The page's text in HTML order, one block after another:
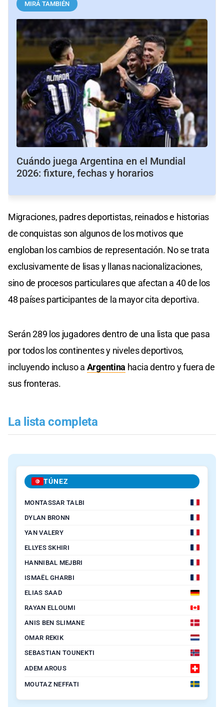
MIRÁ TAMBIÉN
Cuándo juega Argentina en el Mundial
2026: fixture, fechas y horarios
Migraciones, padres deportistas, reinados e historias
de conquistas son algunos de los motivos que
engloban los cambios de representación. No se trata
exclusivamente de lisas y llanas nacionalizaciones,
sino de procesos particulares que afectan a 40 de los
48 países participantes de la mayor cita deportiva.
Serán 289 los jugadores dentro de una lista que pasa
por todos los continentes y niveles deportivos,
incluyendo incluso a Argentina hacia dentro y fuera de
sus fronteras.
La lista completa
TÚNEZ
MONTASSAR TALBI
DYLAN BRONN
YAN VALERY
ELLYES SKHIRI
HANNIBAL MEJBRI
ISMAËL GHARBI
ELIAS SAAD
RAYAN ELLOUMI
ANIS BEN SLIMANE
OMAR REKIK
SEBASTIAN TOUNEKTI
ADEM AROUS
MOUTAZ NEFFATI